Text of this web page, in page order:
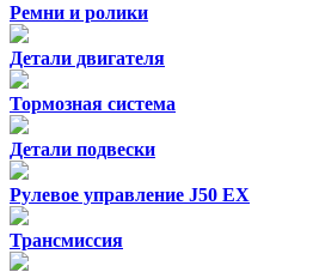
Ремни и ролики
Детали двигателя
Тормозная система
Детали подвески
Рулевое управление J50 EX
Трансмиссия